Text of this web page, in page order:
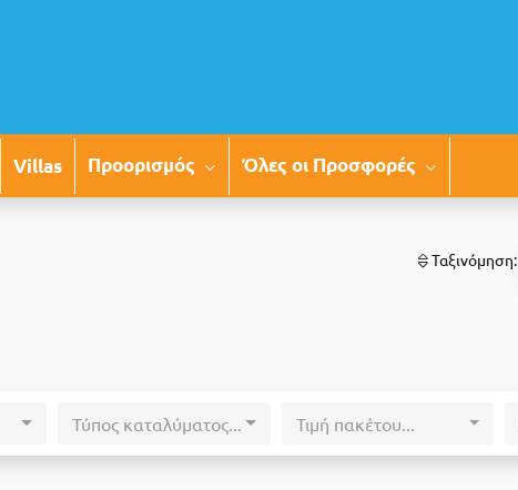
Villas Προορισμός Όλες οι Προσφορές
Ταξινόμηση:
Τύπος καταλύματος... Τιμή πακέτου...